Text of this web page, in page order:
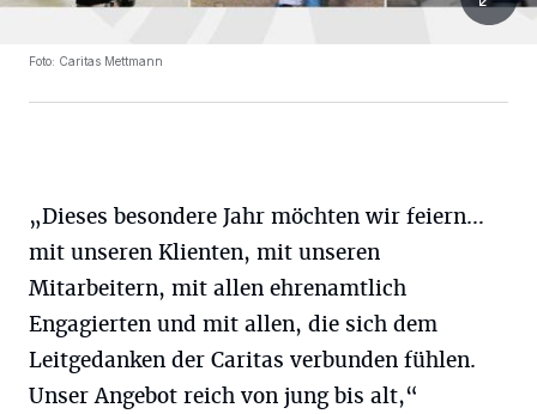
Foto: Caritas Mettmann
„Dieses besondere Jahr möchten wir feiern…
mit unseren Klienten, mit unseren
Mitarbeitern, mit allen ehrenamtlich
Engagierten und mit allen, die sich dem
Leitgedanken der Caritas verbunden fühlen.
Unser Angebot reich von jung bis alt,“